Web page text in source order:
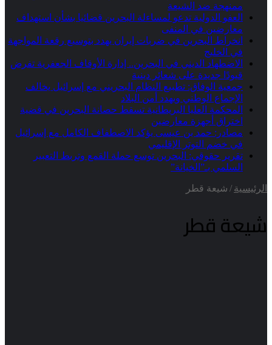
ممنهجة ضد الشيعة
العفو الدولية تدعو لمساءلة البحرين قضائيا بشأن استهداف
معارضين في المنفى
انخراط البحرين في ضربات إيران يهدد بتوسيع رقعة المواجهة
في الخليج
الاضطهاد الديني في البحرين.. إدارة الأوقاف الجعفرية تفرض
قيودًا جديدة على شعائر دينية
جمعية الوفاق: تطبيع النظام البحريني مع إسرائيل يخالف
الإجماع الوطني ويهدد أمن البلاد
المحكمة العليا البريطانية تسقط حصانة البحرين في قضية
اختراق أجهزة معارضين
مصادر: حمد بن عيسى يؤكد الاصطفاف الكامل مع إسرائيل
في خضم التوتر الإقليمي
تقرير حقوقي: البحرين توسع حملة القمع وتربط التعبير
السلمي بـ”الخيانة”
الرئيسية / شيعة قطر
شيعة قطر